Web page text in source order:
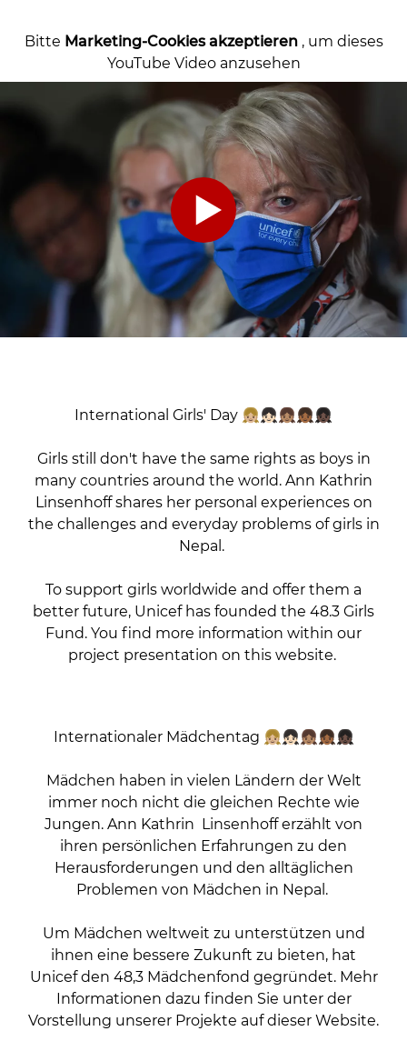
Bitte Marketing-Cookies akzeptieren, um dieses
YouTube Video anzusehen
International Girls' Day 👧🏼👧🏻👧🏽👧🏾👧🏿
Girls still don't have the same rights as boys in
many countries around the world. Ann Kathrin
Linsenhoff shares her personal experiences on
the challenges and everyday problems of girls in
Nepal.
To support girls worldwide and offer them a
better future, Unicef has founded the 48.3 Girls
Fund. You find more information within our
project presentation on this website.
Internationaler Mädchentag 👧🏼👧🏻👧🏽👧🏾👧🏿
Mädchen haben in vielen Ländern der Welt
immer noch nicht die gleichen Rechte wie
Jungen. Ann Kathrin Linsenhoff ⁩erzählt von
ihren persönlichen Erfahrungen zu den
Herausforderungen und den alltäglichen
Problemen von Mädchen in Nepal.
Um Mädchen weltweit zu unterstützen und
ihnen eine bessere Zukunft zu bieten, hat
Unicef den 48,3 Mädchenfond gegründet. Mehr
Informationen dazu finden Sie unter der
Vorstellung unserer Projekte auf dieser Website.